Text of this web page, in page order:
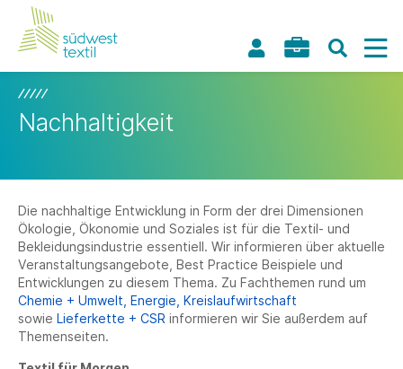
Nachhaltigkeit
Die nachhaltige Entwicklung in Form der drei Dimensionen
Ökologie, Ökonomie und Soziales ist für die Textil- und
Bekleidungsindustrie essentiell. Wir informieren über aktuelle
Veranstaltungsangebote, Best Practice Beispiele und
Entwicklungen zu diesem Thema. Zu Fachthemen rund um
Chemie + Umwelt, Energie, Kreislaufwirtschaft
sowie Lieferkette + CSR informieren wir Sie außerdem auf
Themenseiten.